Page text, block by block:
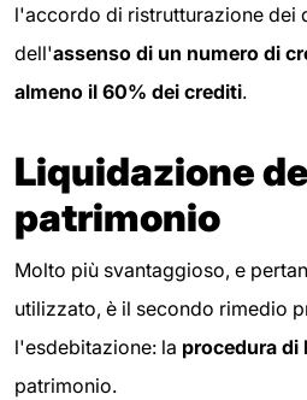
l'accordo di ristrutturazione dei
dell'assenso di un numero di
almeno il 60% dei crediti.
Liquidazione
patrimonio
Molto più svantaggioso, e
utilizzato, è il secondo rimedio
l'esdebitazione: la procedura di
patrimonio.